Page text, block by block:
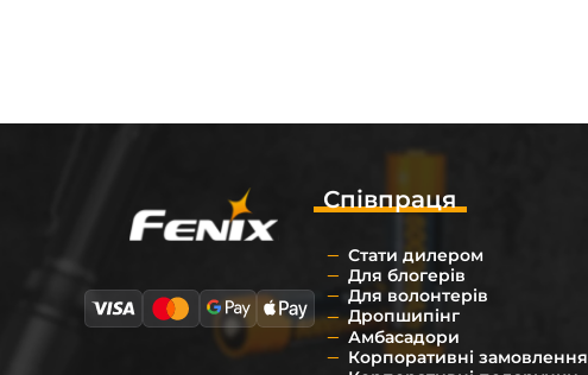
Співпраця
Стати дилером
Для блогерів
Для волонтерів
Дропшипінг
Амбасадори
Корпоративні замовлення